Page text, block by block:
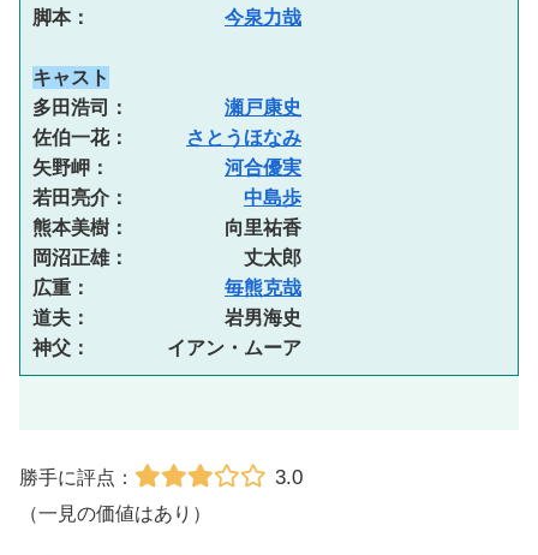
脚本： 今泉力哉
キャスト
多田浩司： 瀬戸康史
佐伯一花：
さとうほなみ
矢野岬： 河合優実
若田亮介： 中島歩
熊本美樹：　　　　　向里祐香
岡沼正雄：　　　　　　丈太郎
広重： 毎熊克哉
道夫：　　　　　　　岩男海史
神父：　　　　イアン・ムーア
勝手に評点： 3.0
（一見の価値はあり）